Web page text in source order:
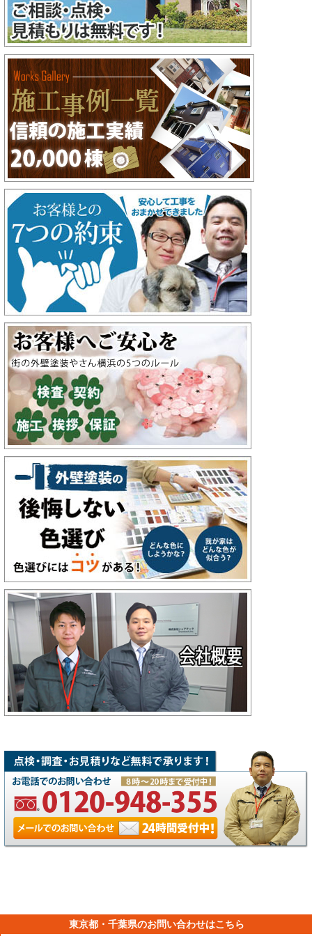
東京都・千葉県のお問い合わせはこちら